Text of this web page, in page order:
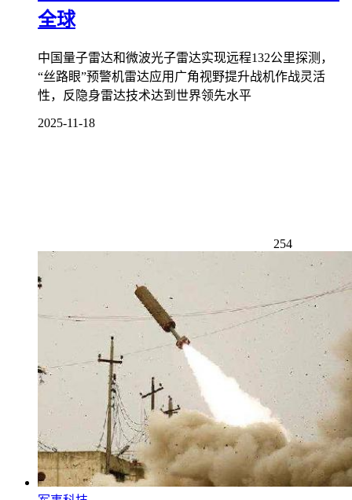
全球
中国量子雷达和微波光子雷达实现远程132公里探测，
“丝路眼”预警机雷达应用广角视野提升战机作战灵活
性，反隐身雷达技术达到世界领先水平
2025-11-18
254